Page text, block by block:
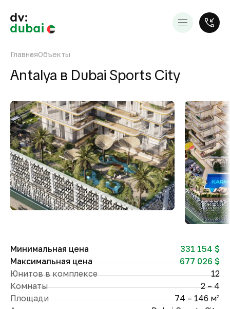
ГлавнаяОбъекты
Antalya в Dubai Sports City
Минимальная цена
331 154 $
Максимальная цена
677 026 $
Юнитов в комплексе
12
Комнаты
2 – 4
Площади
74 – 146 м2